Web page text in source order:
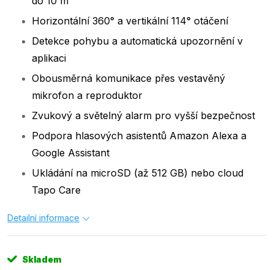
Horizontální 360° a vertikální 114° otáčení
Detekce pohybu a automatická upozornění v
aplikaci
Obousměrná komunikace přes vestavěný
mikrofon a reproduktor
Zvukový a světelný alarm pro vyšší bezpečnost
Podpora hlasových asistentů Amazon Alexa a
Google Assistant
Ukládání na microSD (až 512 GB) nebo cloud
Tapo Care
Detailní informace
Skladem